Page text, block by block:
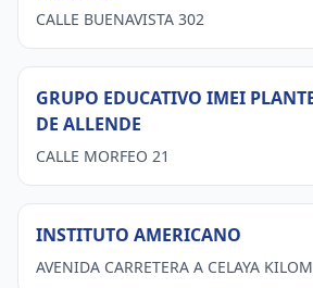
CALLE BUENAVISTA 302
GRUPO EDUCATIVO IMEI
DE ALLENDE
CALLE MORFEO 21
INSTITUTO AMERICANO
AVENIDA CARRETERA A CELAYA